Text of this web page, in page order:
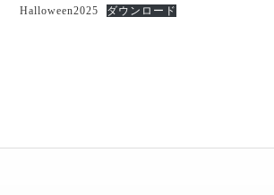
Halloween2025 ダウンロード